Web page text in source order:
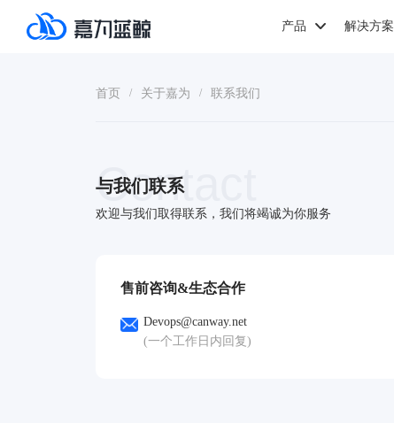
产品 解决方案
首页 / 关于嘉为 / 联系我们
与我们联系
Contact
欢迎与我们取得联系，我们将竭诚为你服务
售前咨询&生态合作
Devops@canway.net
(一个工作日内回复)